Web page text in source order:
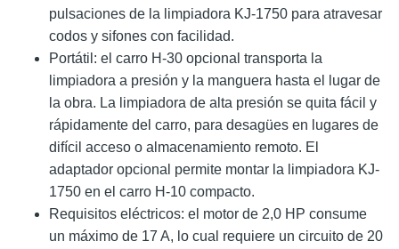
pulsaciones de la limpiadora KJ-1750 para atravesar
codos y sifones con facilidad.
Portátil: el carro H-30 opcional transporta la
limpiadora a presión y la manguera hasta el lugar de
la obra. La limpiadora de alta presión se quita fácil y
rápidamente del carro, para desagües en lugares de
difícil acceso o almacenamiento remoto. El
adaptador opcional permite montar la limpiadora KJ-
1750 en el carro H-10 compacto.
Requisitos eléctricos: el motor de 2,0 HP consume
un máximo de 17 A, lo cual requiere un circuito de 20